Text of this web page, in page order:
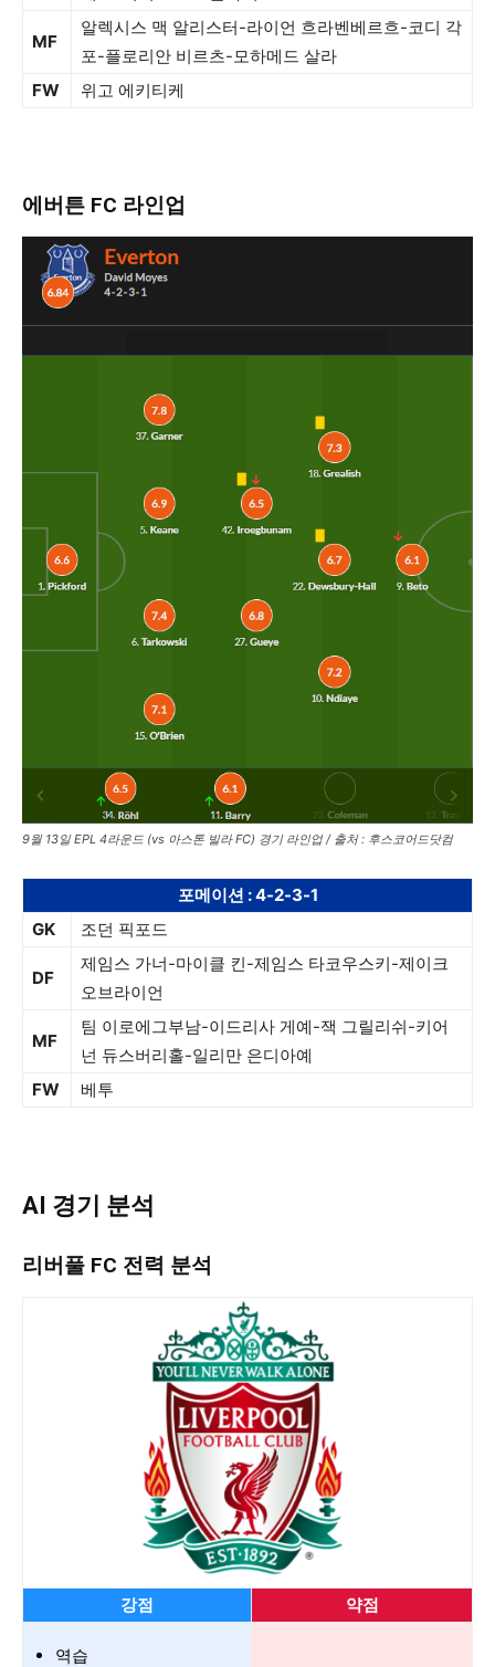
MF
알렉시스 맥 알리스터-라이언 흐라벤베르흐-코디 각
포-플로리안 비르츠-모하메드 살라
FW
위고 에키티케
에버튼 FC 라인업
9월 13일 EPL 4라운드 (vs 아스톤 빌라 FC) 경기 라인업 / 출처 : 후스코어드닷컴
포메이션 : 4-2-3-1
GK
조던 픽포드
DF
제임스 가너-마이클 킨-제임스 타코우스키-제이크
오브라이언
MF
팀 이로에그부남-이드리사 게예-잭 그릴리쉬-키어
넌 듀스버리홀-일리만 은디아예
FW
베투
AI 경기 분석
리버풀 FC 전력 분석
강점 약점
역습